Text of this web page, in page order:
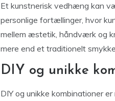
Et kunstnerisk vedhæng kan
personlige fortællinger, hvor
mellem æstetik, håndværk og
mere end et traditionelt smykke.
DIY og unikke
DIY og unikke kombinationer